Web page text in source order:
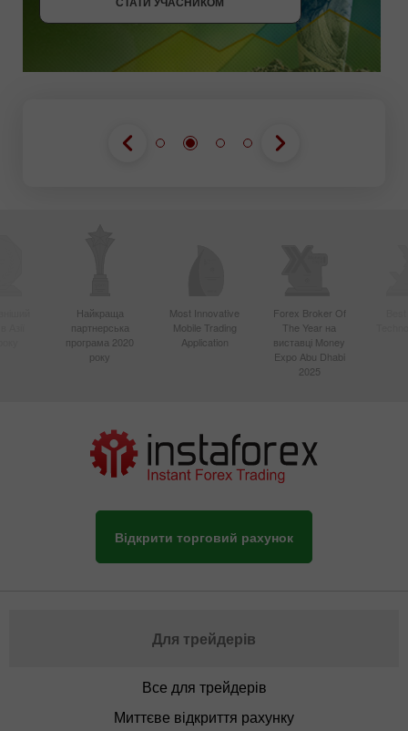
СТАТИ УЧАСНИКОМ
Найкраща
партнерська
програма 2020
року
Most Innovative
Mobile Trading
Application
Forex Broker Of
The Year на
виставці Money
Expo Abu Dhabi
2025
Відкрити торговий рахунок
Для трейдерів
Все для трейдерів
Миттєве відкриття рахунку